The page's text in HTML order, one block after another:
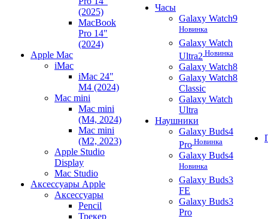
(2025)
MacBook
Pro 14"
(2024)
Apple Mac
iMac
iMac 24"
M4 (2024)
Mac mini
Mac mini
(M4, 2024)
Mac mini
(M2, 2023)
Apple Studio
Display
Mac Studio
Аксессуары Apple
Аксессуары
Pencil
Трекер
Часы
Galaxy Watch9
Новинка
Galaxy Watch
Ultra2 Новинка
Galaxy Watch8
Galaxy Watch8
Classic
Galaxy Watch
Ultra
Наушники
Galaxy Buds4
Pro Новинка
Galaxy Buds4
Новинка
Galaxy Buds3
FE
Galaxy Buds3
Pro